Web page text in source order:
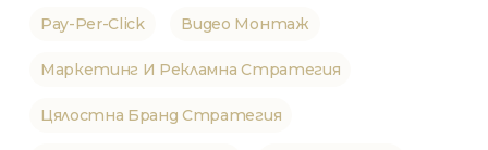
Pay-Per-Click Видео Монтаж
Маркетинг И Рекламна Стратегия
Цялостна Бранд Стратегия